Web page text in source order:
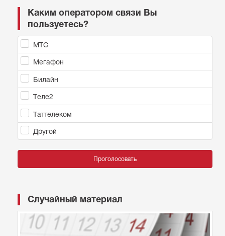
Каким оператором связи Вы
пользуетесь?
МТС
Мегафон
Билайн
Теле2
Таттелеком
Другой
Проголосовать
Случайный материал